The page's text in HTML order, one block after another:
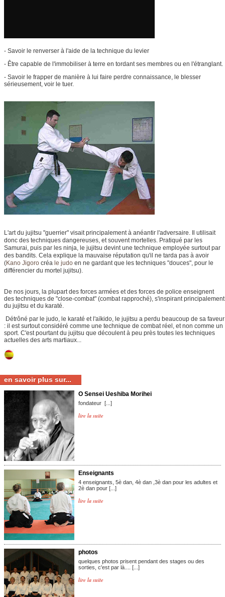
- Savoir le renverser à l'aide de la technique du levier
- Être capable de l'immobiliser à terre en tordant ses membres ou en l'étranglant.
- Savoir le frapper de manière à lui faire perdre connaissance, le blesser
sérieusement, voir le tuer.
L'art du jujitsu "guerrier" visait principalement à anéantir l'adversaire. Il utilisait
donc des techniques dangereuses, et souvent mortelles. Pratiqué par les
Samurai, puis par les ninja, le jujitsu devint une technique employée surtout par
des bandits. Cela explique la mauvaise réputation qu'il ne tarda pas à avoir
(Kano Jigoro créa le judo en ne gardant que les techniques "douces", pour le
différencier du mortel jujitsu).
De nos jours, la plupart des forces armées et des forces de police enseignent
des techniques de "close-combat" (combat rapproché), s'inspirant principalement
du jujitsu et du karaté.
Détrôné par le judo, le karaté et l'aïkido, le jujitsu a perdu beaucoup de sa faveur
: il est surtout considéré comme une technique de combat réel, et non comme un
sport. C'est pourtant du jujitsu que découlent à peu près toutes les techniques
actuelles des arts martiaux...
en savoir plus sur...
O Sensei Ueshiba Morihei
fondateur [...]
lire la suite
Enseignants
4 enseignants, 5è dan, 4è dan ,3è dan pour les adultes et
2è dan pour [...]
lire la suite
photos
quelques photos prisent pendant des stages ou des
sorties, c'est par là.... [...]
lire la suite